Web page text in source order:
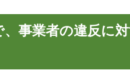
事業者の違反に